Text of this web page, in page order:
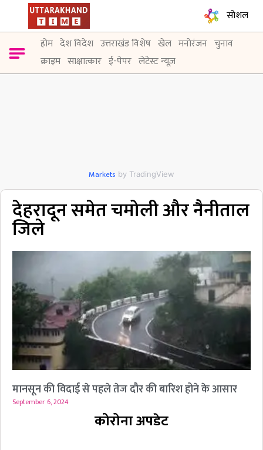
सोशल
होम देश विदेश उत्तराखंड विशेष खेल मनोरंजन चुनाव
क्राइम साक्षात्कार ई-पेपर लेटेस्ट न्यूज़
Markets by TradingView
देहरादून समेत चमोली और नैनीताल
जिले
मानसून की विदाई से पहले तेज दौर की बारिश होने के आसार
September 6, 2024
कोरोना अपडेट